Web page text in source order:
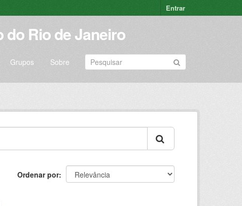
Entrar
Rio de Janeiro
Grupos Sobre
Ordenar por